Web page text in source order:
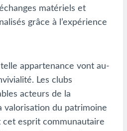
matériels et
grâce à l’expérience
telle appartenance vont au-
Les clubs
acteurs de la
valorisation du patrimoine
esprit communautaire